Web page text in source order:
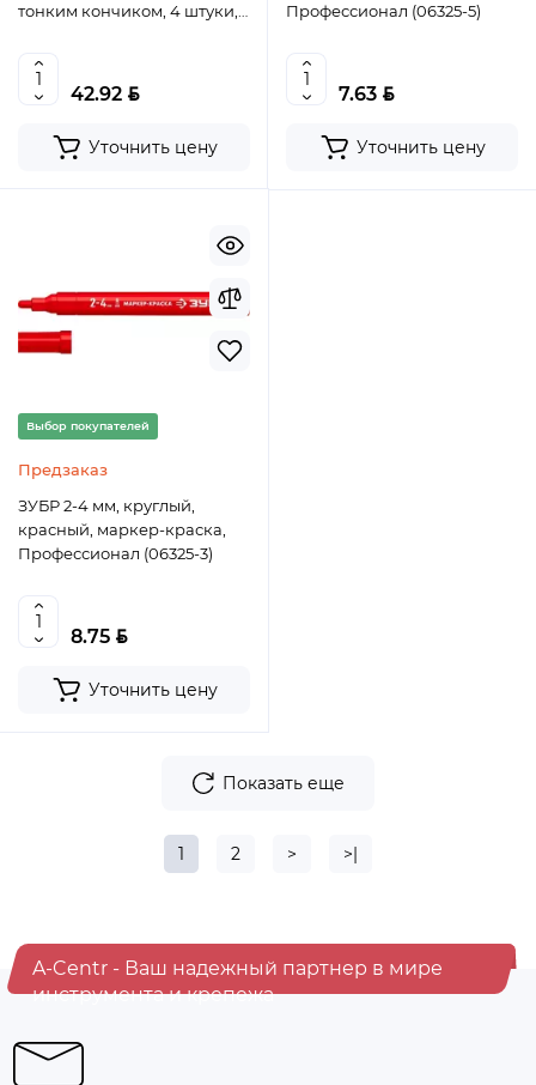
тонким кончиком, 4 штуки,
42.92 BYN
Уточнить цену
Профессионал (06325-5)
7.63 BYN
Уточнить цену
Выбор покупателей
Предзаказ
ЗУБР 2-4 мм, круглый,
красный, маркер-краска,
Профессионал (06325-3)
8.75 BYN
Уточнить цену
Показать еще
1 2 > >|
A-Centr - Ваш надежный партнер в мире
инструмента и крепежа